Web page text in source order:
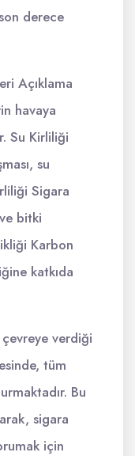
derece
Açıklama
havaya
Su Kirliliği
su
Sigara
bitki
Karbon
katkıda
verdiği
tüm
Bu
sigara
için